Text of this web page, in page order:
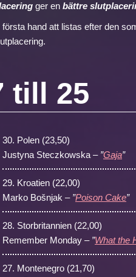
ger enbättre
hand att listas efter den
till 25
30. Polen (23,50)
Justyna Steczkowska – ”Gaja”
29. Kroatien (22,00)
Marko Bošnjak – ”Poison Cake”
28. Storbritannien (22,00)
Remember Monday – ”What the
27. Montenegro (21,70)